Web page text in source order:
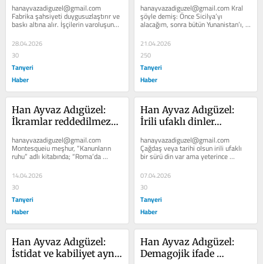
hanayvazadiguzel@gmail.com
Fabrika şahsiyeti duygusuzlaştırır ve
baskı altına alır. İşçilerin varoluşunu
ve şahsiyetlerini işverenlere...
28.04.2026
30
Tanyeri
Haber
hanayvazadiguzel@gmail.com Kral
şöyle demiş: Önce Sicilya’yı
alacağım, sonra bütün Yunanistan’ı,
fethedeceğim, sonra Anadolu’yu,...
21.04.2026
250
Tanyeri
Haber
Han Ayvaz Adıgüzel:
İkramlar reddedilmez…
hanayvazadiguzel@gmail.com
Montesqueiu meşhur, “Kanunların
ruhu” adlı kitabında; “Roma’da
iradesi zayıf kişilere ceza verilirdi”...
14.04.2026
30
Tanyeri
Haber
Han Ayvaz Adıgüzel:
İrili ufaklı dinler…
hanayvazadiguzel@gmail.com
Çağdaş veya tarihi olsun irili ufaklı
bir sürü din var ama yeterince
tanımıyoruz. İslam’da aynı, onu da...
07.04.2026
30
Tanyeri
Haber
Han Ayvaz Adıgüzel:
İstidat ve kabiliyet aynı
Han Ayvaz Adıgüzel:
Demagojik ifade